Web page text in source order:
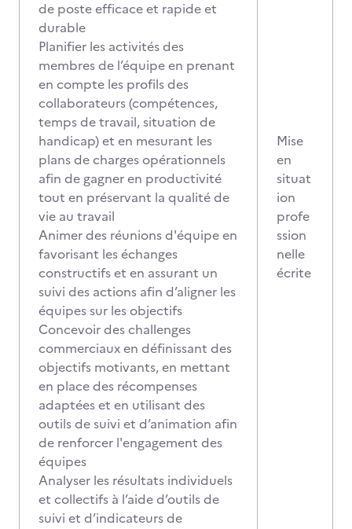
de poste efficace et rapide et
durable
Planifier les activités des
membres de l’équipe en prenant
en compte les profils des
collaborateurs (compétences,
temps de travail, situation de
handicap) et en mesurant les
plans de charges opérationnels
afin de gagner en productivité
tout en préservant la qualité de
vie au travail
Animer des réunions d'équipe en
favorisant les échanges
constructifs et en assurant un
suivi des actions afin d’aligner les
équipes sur les objectifs
Concevoir des challenges
commerciaux en définissant des
objectifs motivants, en mettant
en place des récompenses
adaptées et en utilisant des
outils de suivi et d’animation afin
de renforcer l'engagement des
équipes
Analyser les résultats individuels
et collectifs à l’aide d’outils de
suivi et d’indicateurs de
Mise
en
situat
ion
profe
ssion
nelle
écrite